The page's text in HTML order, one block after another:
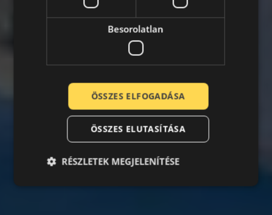
Besorolatlan
ÖSSZES ELFOGADÁSA
ÖSSZES ELUTASÍTÁSA
RÉSZLETEK MEGJELENÍTÉSE